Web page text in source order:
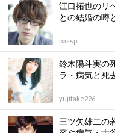
江口拓也のリ
との結婚の噂
passpi
鈴木陽斗実の
ラ・病気と死
yujitake226
三ツ矢雄二の